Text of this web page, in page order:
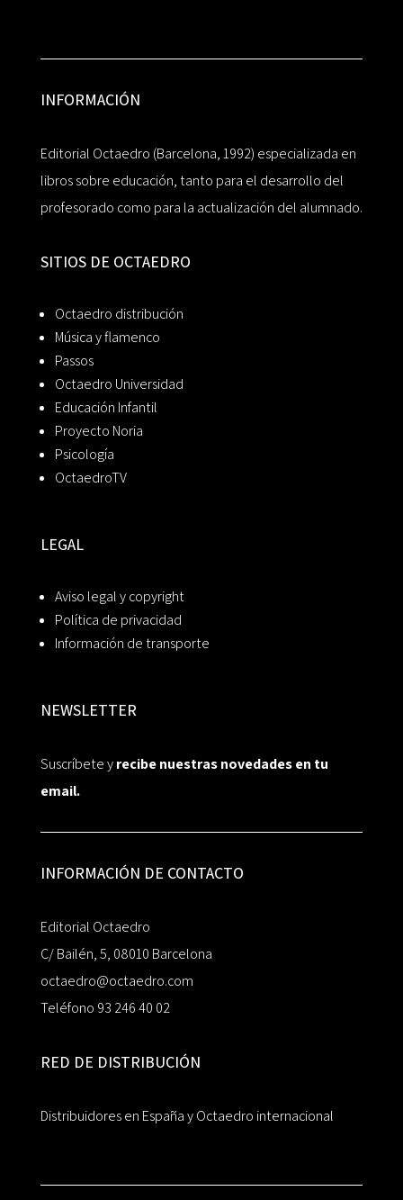
INFORMACIÓN
Editorial Octaedro (Barcelona, 1992) especializada en
libros sobre educación, tanto para el desarrollo del
profesorado como para la actualización del alumnado.
SITIOS DE OCTAEDRO
Octaedro distribución
Música y flamenco
Passos
Octaedro Universidad
Educación Infantil
Proyecto Noria
Psicología
OctaedroTV
LEGAL
Aviso legal y copyright
Política de privacidad
Información de transporte
NEWSLETTER
Suscríbete yrecibe nuestras novedades en tu
email.
INFORMACIÓN DE CONTACTO
Editorial Octaedro
C/ Bailén, 5, 08010 Barcelona
octaedro@octaedro.com
Teléfono 93 246 40 02
RED DE DISTRIBUCIÓN
Distribuidores en España y Octaedro internacional